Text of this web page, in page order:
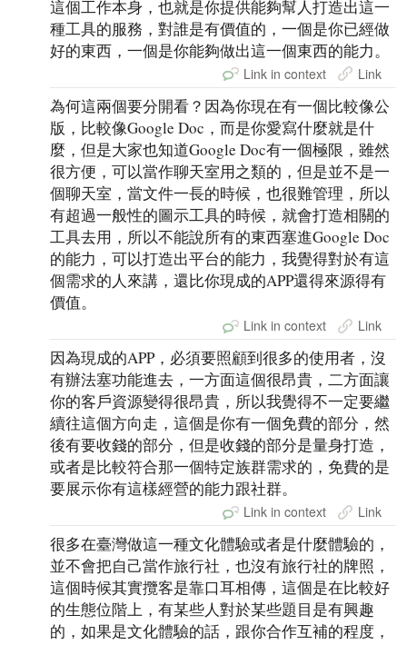
這個工作本身，也就是你提供能夠幫人打造出這一
種工具的服務，對誰是有價值的，一個是你已經做
好的東西，一個是你能夠做出這一個東西的能力。
Link in context Link
為何這兩個要分開看？因為你現在有一個比較像公
版，比較像Google Doc，而是你愛寫什麼就是什
麼，但是大家也知道Google Doc有一個極限，雖然
很方便，可以當作聊天室用之類的，但是並不是一
個聊天室，當文件一長的時候，也很難管理，所以
有超過一般性的圖示工具的時候，就會打造相關的
工具去用，所以不能說所有的東西塞進Google Doc
的能力，可以打造出平台的能力，我覺得對於有這
個需求的人來講，還比你現成的APP還得來源得有
價值。
Link in context Link
因為現成的APP，必須要照顧到很多的使用者，沒
有辦法塞功能進去，一方面這個很昂貴，二方面讓
你的客戶資源變得很昂貴，所以我覺得不一定要繼
續往這個方向走，這個是你有一個免費的部分，然
後有要收錢的部分，但是收錢的部分是量身打造，
或者是比較符合那一個特定族群需求的，免費的是
要展示你有這樣經營的能力跟社群。
Link in context Link
很多在臺灣做這一種文化體驗或者是什麼體驗的，
並不會把自己當作旅行社，也沒有旅行社的牌照，
這個時候其實攬客是靠口耳相傳，這個是在比較好
的生態位階上，有某些人對於某些題目是有興趣
的，如果是文化體驗的話，跟你合作互補的程度，